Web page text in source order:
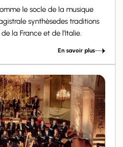
le socle de la musique
synthèsedes traditions
la France et de l’Italie.
En savoir plus